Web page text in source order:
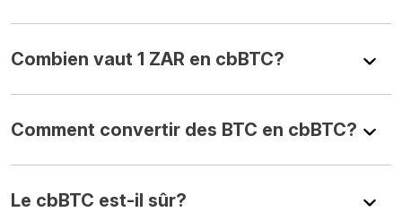
Combien vaut 1 ZAR en cbBTC?
Comment convertir des BTC en cbBTC?
Le cbBTC est-il sûr?